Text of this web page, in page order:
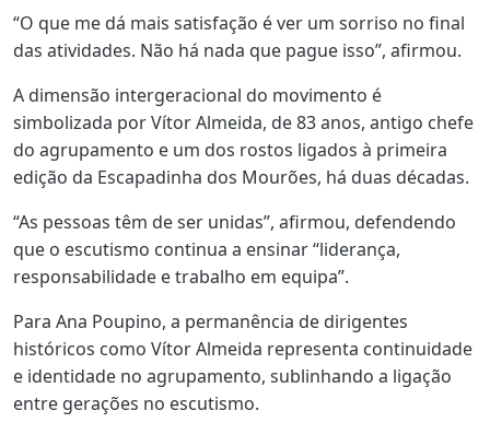
“O que me dá mais satisfação é ver um sorriso no final
das atividades. Não há nada que pague isso”, afirmou.
A dimensão intergeracional do movimento é
simbolizada por Vítor Almeida, de 83 anos, antigo chefe
do agrupamento e um dos rostos ligados à primeira
edição da Escapadinha dos Mourões, há duas décadas.
“As pessoas têm de ser unidas”, afirmou, defendendo
que o escutismo continua a ensinar “liderança,
responsabilidade e trabalho em equipa”.
Para Ana Poupino, a permanência de dirigentes
históricos como Vítor Almeida representa continuidade
e identidade no agrupamento, sublinhando a ligação
entre gerações no escutismo.